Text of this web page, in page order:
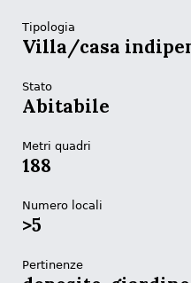
Tipologia
Villa/casa
Stato
Abitabile
Metri quadri
188
Numero locali
>5
Pertinenze